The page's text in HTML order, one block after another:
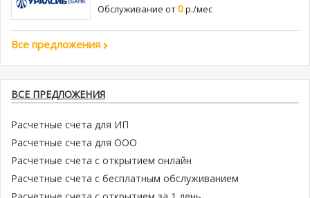
Обслуживание от0р./мес
Все предложения
ВСЕ ПРЕДЛОЖЕНИЯ
Расчетные счета для ИП
Расчетные счета для ООО
Расчетные счета с открытием онлайн
Расчетные счета с бесплатным обслуживанием